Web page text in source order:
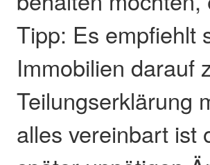
Tipp: Es empfiehlt
Immobilien darauf
Teilungserklärung
alles vereinbart ist